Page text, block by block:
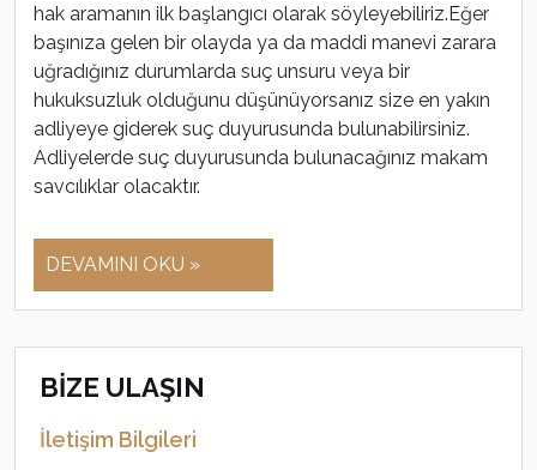
hak aramanın ilk başlangıcı olarak söyleyebiliriz.Eğer
başınıza gelen bir olayda ya da maddi manevi zarara
uğradığınız durumlarda suç unsuru veya bir
hukuksuzluk olduğunu düşünüyorsanız size en yakın
adliyeye giderek suç duyurusunda bulunabilirsiniz.
Adliyelerde suç duyurusunda bulunacağınız makam
savcılıklar olacaktır.
DEVAMINI OKU »
BİZE ULAŞIN
İletişim Bilgileri